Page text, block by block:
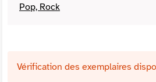
Pop, Rock
Vérification des exemplaires